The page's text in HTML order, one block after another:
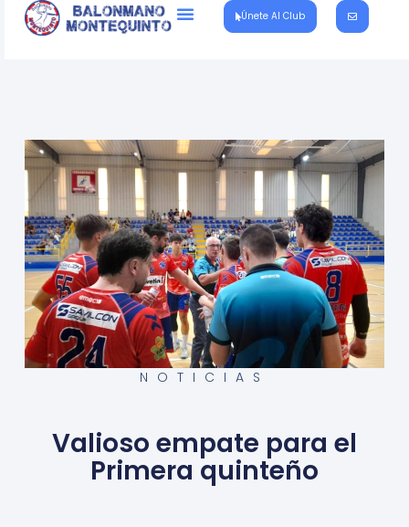
Únete Al Club
NOTICIAS
Valioso empate para el
Primera quinteño